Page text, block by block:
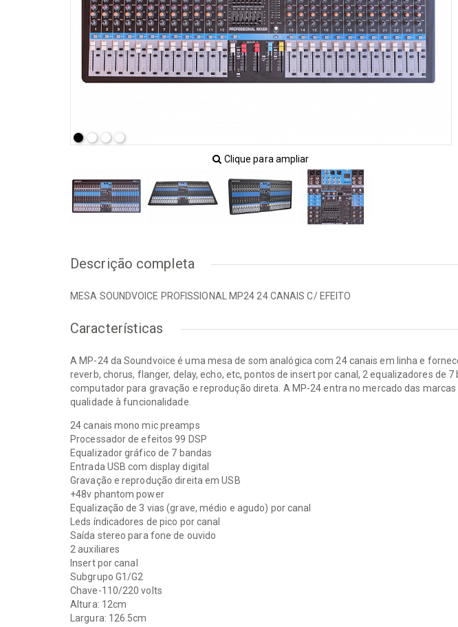
Interfaces de Audio
Mesas
[+] Ver todos
BAIXOS
Baixos
Encordoamentos
Pedais / Pedaleiras
VIOLÕES
Acessórios
Amplificadores
Bandolim
Captadores / Circuitos
Cavaquinho
Encordoamentos
Guitalele
[+] Ver todos
Clique para ampliar
Descrição completa
MESA SOUNDVOICE PROFISSIONAL MP24 24 CANAIS C/ EFEITO
Características
A MP-24 da Soundvoice é uma mesa de som analógica com 24 canais em linha e
reverb, chorus, flanger, delay, echo, etc, pontos de insert por canal, 2 equalizadores de
computador para gravação e reprodução direta. A MP-24 entra no mercado das
qualidade à funcionalidade.
24 canais mono mic preamps
Processador de efeitos 99 DSP
Equalizador gráfico de 7 bandas
Entrada USB com display digital
Gravação e reprodução direita em USB
+48v phantom power
Equalização de 3 vias (grave, médio e agudo) por canal
Leds índicadores de pico por canal
Saída stereo para fone de ouvido
2 auxiliares
Insert por canal
Subgrupo G1/G2
Chave-110/220 volts
Altura: 12cm
Largura: 126.5cm